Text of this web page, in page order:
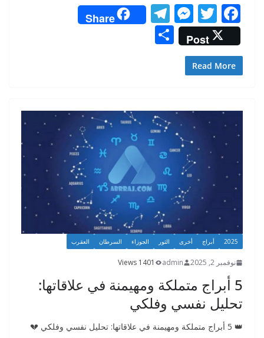
F
ac
e
b
o
T
w
itt
er
M
e
ss
g
er
T
el
m
Share
Post
Read More
2025 أبراج أخرى الثور الجوزاء السرطان العقرب
نوفمبر 2, 2025 admin
1401 Views
5 أبراج متملكة ومهيمنة في علاقاتها:
تحليل نفسي وفلكي
👑 5 أبراج متملكة ومهيمنة في علاقاتها: تحليل نفسي وفلكي 💔